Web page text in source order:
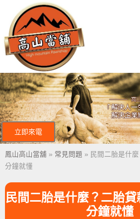
立即來電
鳳山高山當舖 » 常見問題 » 民間二胎是什
分鐘就懂
民間二胎是什麼？二胎
分鐘就懂